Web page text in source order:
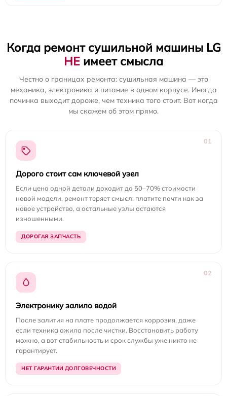
Когда ремонт сушильной машины LG
НЕ имеет смысла
Честно о границах ремонта: сушильная машина — это
механика, электроника и питание в одном корпусе. Иногда
починка выходит дороже, чем техника того стоит. Вот когда
мы скажем об этом прямо.
01
Дорого стоит сам ключевой узел
Если цена одной детали доходит до 50–70% стоимости
новой модели, ремонт теряет смысл: платите почти как за
новое устройство, а остальные узлы остаются
изношенными.
ДОРОГАЯ ЗАПЧАСТЬ
02
Электронику залило водой
После залития на плате продолжается коррозия, даже
если техника ожила после чистки. Восстановить работу
можно, а вот стабильность и срок службы уже никто не
гарантирует.
НЕТ ГАРАНТИИ ДОЛГОВЕЧНОСТИ